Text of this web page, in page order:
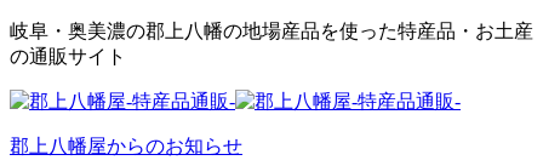
岐阜・奥美濃の郡上八幡の地場産品を使った特産品・お土産
の通販サイト
郡上八幡屋からのお知らせ